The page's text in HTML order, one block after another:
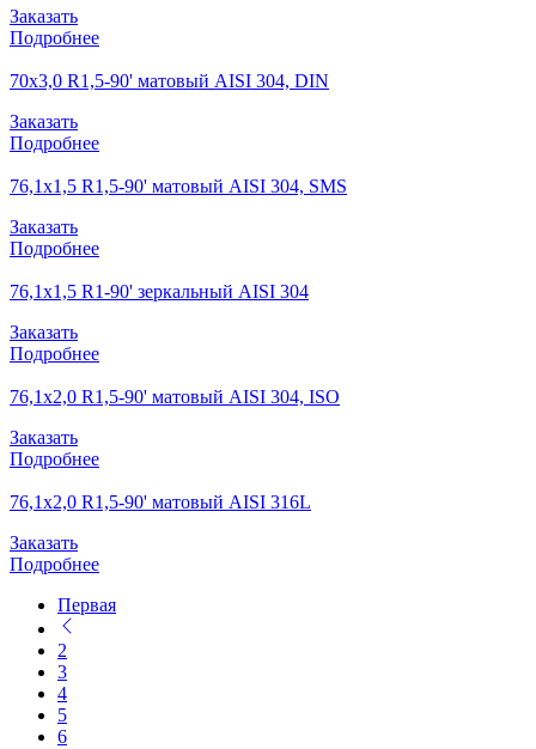
Заказать
Подробнее
70х3,0 R1,5-90' матовый AISI 304, DIN
Заказать
Подробнее
76,1х1,5 R1,5-90' матовый AISI 304, SMS
Заказать
Подробнее
76,1х1,5 R1-90' зеркальный AISI 304
Заказать
Подробнее
76,1х2,0 R1,5-90' матовый AISI 304, ISO
Заказать
Подробнее
76,1х2,0 R1,5-90' матовый AISI 316L
Заказать
Подробнее
Первая
2
3
4
5
6